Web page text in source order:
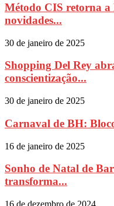
Método CIS retorna a
novidades...
30 de janeiro de 2025
Shopping Del Rey
conscientização...
30 de janeiro de 2025
Carnaval de BH:
16 de janeiro de 2025
Sonho de Natal de
transforma...
16 de dezembro de 2024